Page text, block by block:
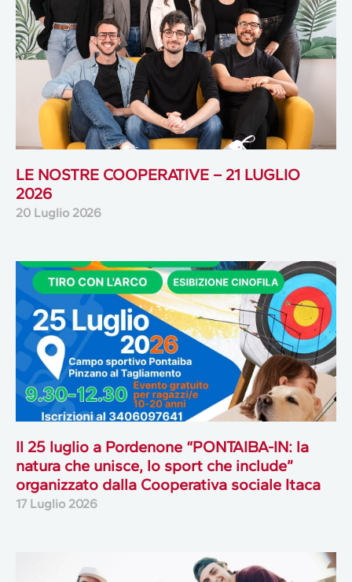
LE NOSTRE COOPERATIVE – 21 LUGLIO
2026
20 Luglio 2026
Il 25 luglio a Pordenone “PONTAIBA-IN: la
natura che unisce, lo sport che include”
organizzato dalla Cooperativa sociale Itaca
17 Luglio 2026